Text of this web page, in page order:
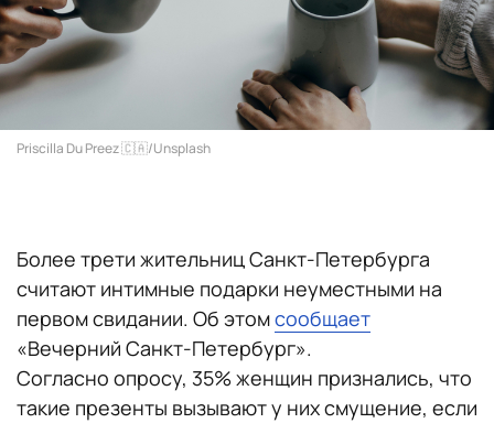
Priscilla Du Preez 🇨🇦/Unsplash
Более трети жительниц Санкт-Петербурга
считают интимные подарки неуместными на
первом свидании. Об этомсообщает
«Вечерний Санкт-Петербург».
Согласно опросу, 35% женщин признались, что
такие презенты вызывают у них смущение, если